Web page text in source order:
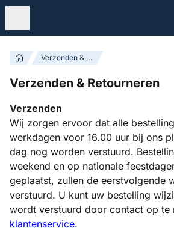
Verzenden & Retourneren
Verzenden & Retourneren
Verzenden
Wij zorgen ervoor dat alle
werkdagen voor 16.00 uur bij ons
dag nog worden verstuurd.
weekend en op nationale
geplaatst, zullen de eerstvolgende
verstuurd. U kunt uw bestelling
wordt verstuurd door contact op te
klantenservice.